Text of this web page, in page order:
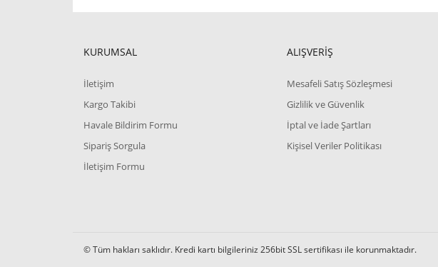
KURUMSAL
İletişim
Kargo Takibi
Havale Bildirim Formu
Sipariş Sorgula
İletişim Formu
ALIŞVERİŞ
Mesafeli Satış Sözleşmesi
Gizlilik ve Güvenlik
İptal ve İade Şartları
Kişisel Veriler Politikası
© Tüm hakları saklıdır. Kredi kartı bilgileriniz 256bit SSL sertifikası ile korunmaktadır.